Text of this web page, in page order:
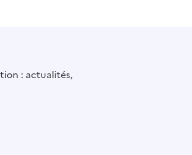
: actualités,